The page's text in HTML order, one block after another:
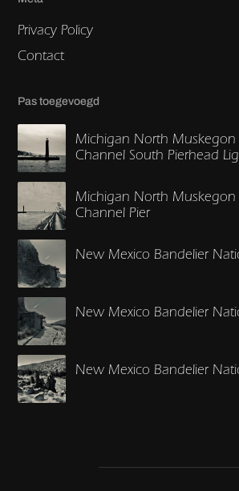
Privacy Policy
Contact
Pas toegevoegd
Michigan North
Channel South Pierhead
Michigan North
Channel Pier
New Mexico Bandelier
New Mexico Bandelier
New Mexico Bandelier